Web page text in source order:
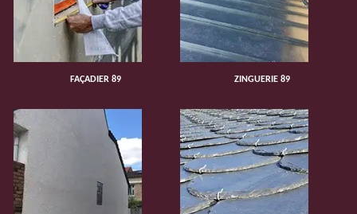
FAÇADIER 89 ZINGUERIE 89